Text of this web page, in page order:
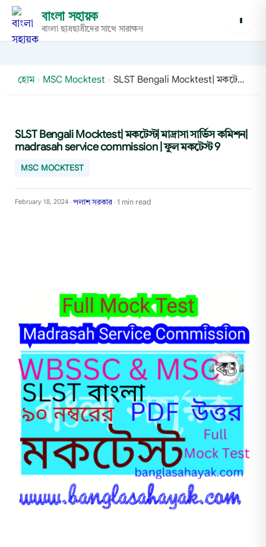
বাংলা সহায়ক
বাংলা ছাত্রছাত্রীদের সাথে সারাক্ষণ
হোম › MSC Mocktest › SLST Bengali Mocktest| মকটেস্ট| মাদ্রাসা সার্ভিস কমিশন| madrasah service commission | ফুল মকটেস্ট 9
SLST Bengali Mocktest| মকটেস্ট| মাদ্রাসা সার্ভিস কমিশন|
madrasah service commission | ফুল মকটেস্ট 9
MSC MOCKTEST
February 18, 2024 • পলাশ সরকার • 1 min read